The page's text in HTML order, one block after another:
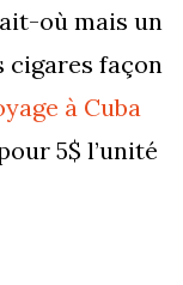
où mais un
cigares façon
à Cuba
5$ l’unité